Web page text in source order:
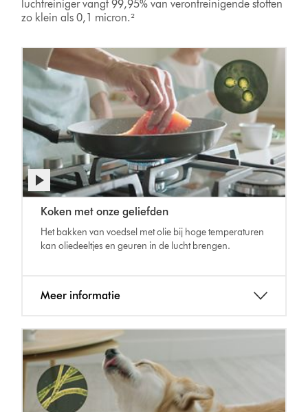
luchtreiniger vangt 99,95% van verontreinigende stoffen
zo klein als 0,1 micron.²
Koken met onze geliefden
Het bakken van voedsel met olie bij hoge temperaturen
kan oliedeeltjes en geuren in de lucht brengen.
Meer informatie